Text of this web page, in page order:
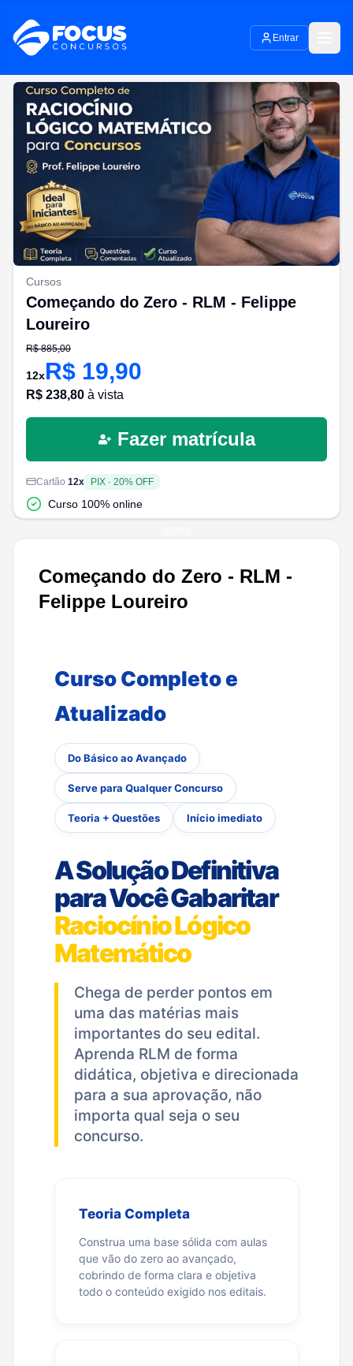
Entrar
Começando do Zero - RLM -
Felippe Loureiro
Curso Completo e
Atualizado
Do Básico ao Avançado
Serve para Qualquer Concurso
Teoria + Questões Início imediato
A Solução Definitiva
para Você Gabaritar
Raciocínio Lógico
Matemático
Chega de perder pontos em
uma das matérias mais
importantes do seu edital.
Aprenda RLM de forma
didática, objetiva e direcionada
para a sua aprovação, não
importa qual seja o seu
concurso.
Teoria Completa
Construa uma base sólida com aulas
que vão do zero ao avançado,
cobrindo de forma clara e objetiva
todo o conteúdo exigido nos editais.
Cursos
Começando do Zero - RLM - Felippe
Loureiro
R$885,00
12xR$ 19,90
R$ 238,80 à vista
Fazer matrícula
Cartão 12x PIX · 20% OFF
Curso 100% online